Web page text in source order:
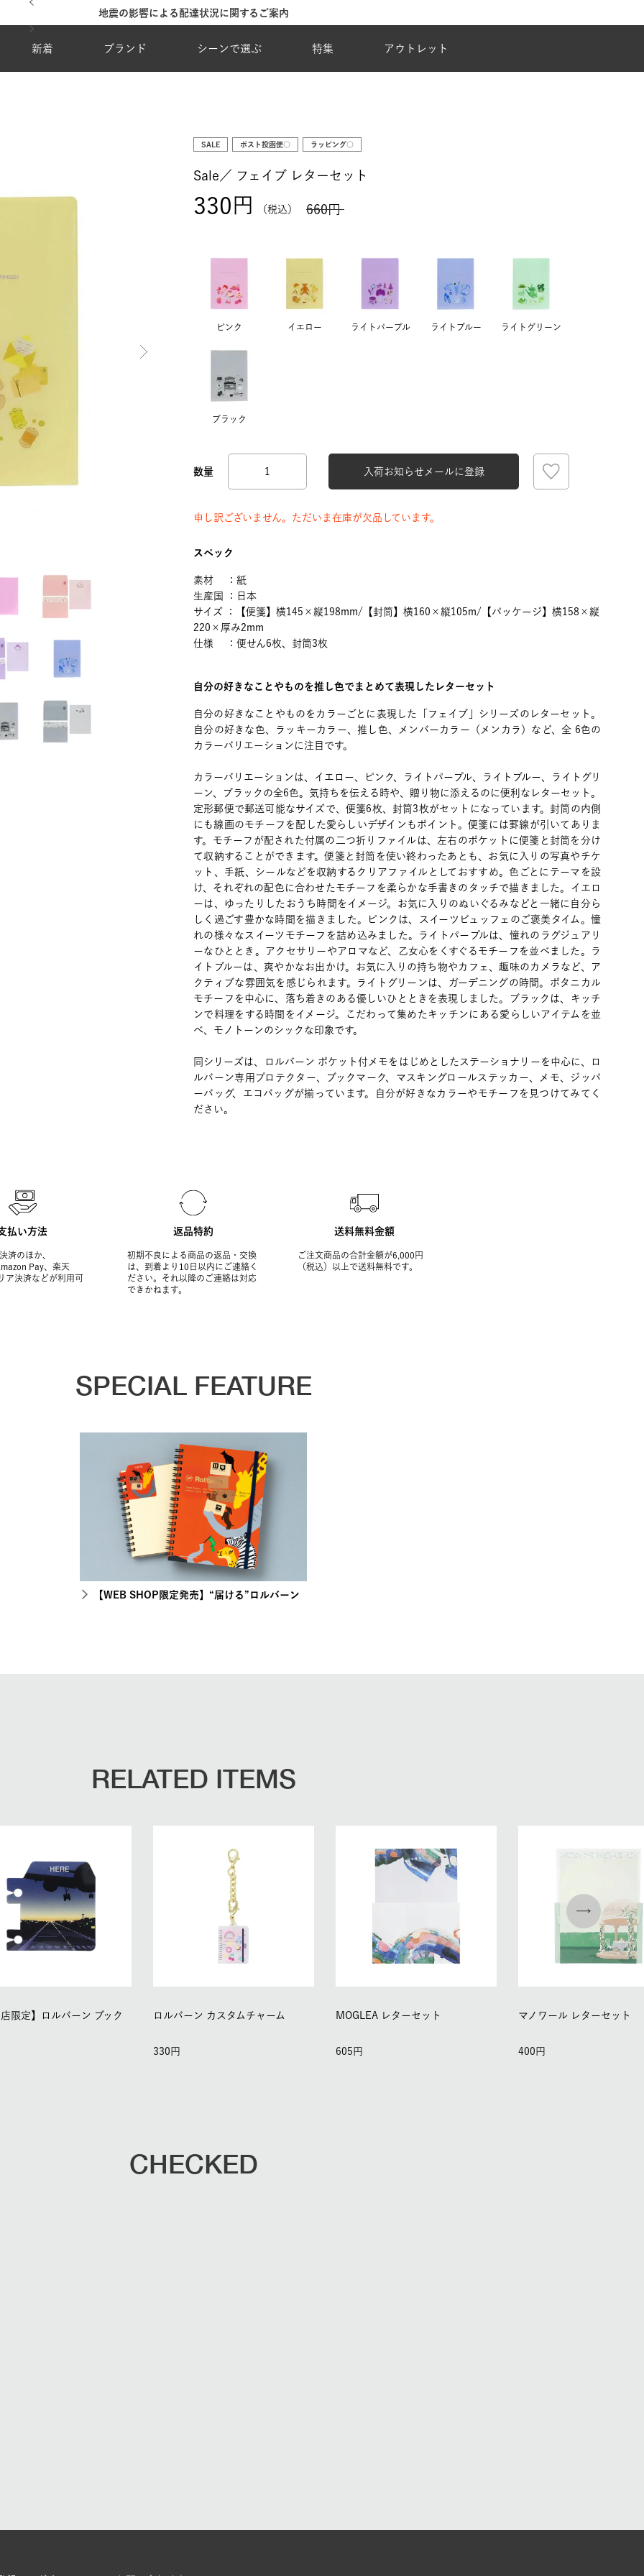
地震の影響による配達状況に関するご案内
新着 ブランド シーンで選ぶ 特集 アウトレット
SALE ポスト投函便○ ラッピング○
Sale／ フェイブ レターセット
660
330 税込
ピンク イエロー ライトパープル ライトブルー ライトグリーン
ブラック
入荷お知らせメールに登録
申し訳ございません。ただいま在庫が欠品しています。
スペック
素材 ：紙
生産国 ：日本
サイズ ：【便箋】横145×縦198mm/【封筒】横160×縦105m/【パッケージ】横158×縦
220×厚み2mm
仕様 ：便せん6枚、封筒3枚
自分の好きなことやものを推し色でまとめて表現したレターセット
自分の好きなことやものをカラーごとに表現した「フェイブ」シリーズのレターセット。
自分の好きな色、ラッキーカラー、推し色、メンバーカラー（メンカラ）など、全 6色の
カラーバリエーションに注目です。
カラーバリエーションは、イエロー、ピンク、ライトパープル、ライトブルー、ライトグリ
ーン、ブラックの全6色。気持ちを伝える時や、贈り物に添えるのに便利なレターセット。
定形郵便で郵送可能なサイズで、便箋6枚、封筒3枚がセットになっています。封筒の内側
にも線画のモチーフを配した愛らしいデザインもポイント。便箋には罫線が引いてありま
す。モチーフが配された付属の二つ折りファイルは、左右のポケットに便箋と封筒を分け
て収納することができます。便箋と封筒を使い終わったあとも、お気に入りの写真やチケ
ット、手紙、シールなどを収納するクリアファイルとしておすすめ。色ごとにテーマを設
け、それぞれの配色に合わせたモチーフを柔らかな手書きのタッチで描きました。イエロ
ーは、ゆったりしたおうち時間をイメージ。お気に入りのぬいぐるみなどと一緒に自分ら
しく過ごす豊かな時間を描きました。ピンクは、スイーツビュッフェのご褒美タイム。憧
れの様々なスイーツモチーフを詰め込みました。ライトパープルは、憧れのラグジュアリ
ーなひととき。アクセサリーやアロマなど、乙女心をくすぐるモチーフを並べました。ラ
イトブルーは、爽やかなお出かけ。お気に入りの持ち物やカフェ、趣味のカメラなど、ア
クティブな雰囲気を感じられます。ライトグリーンは、ガーデニングの時間。ボタニカル
モチーフを中心に、落ち着きのある優しいひとときを表現しました。ブラックは、キッチ
ンで料理をする時間をイメージ。こだわって集めたキッチンにある愛らしいアイテムを並
べ、モノトーンのシックな印象です。
同シリーズは、ロルバーン ポケット付メモをはじめとしたステーショナリーを中心に、ロ
ルバーン専用プロテクター、ブックマーク、マスキングロールステッカー、メモ、ジッパ
ーバッグ、エコバッグが揃っています。自分が好きなカラーやモチーフを見つけてみてく
ださい。
払い方法
済のほか、
Pay、楽天
ア決済などが利用可
返品特約
初期不良による商品の返品・交換
は、到着より10日以内にご連絡く
ださい。それ以降のご連絡は対応
できかねます。
送料無料金額
ご注文商品の合計金額が6,000円
（税込）以上で送料無料です。
SPECIAL FEATURE
【WEB SHOP限定発売】“届ける”ロルバーン
RELATED ITEMS
限定】ロルバーン ブック
ロルバーン カスタムチャーム
330
MOGLEA レターセット
605
マノワール レターセット
400
CHECKED